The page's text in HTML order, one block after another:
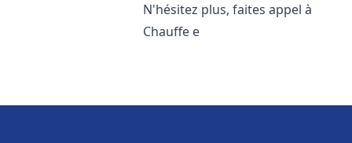
N'hésitez plus, faites appel à
Chauffe e